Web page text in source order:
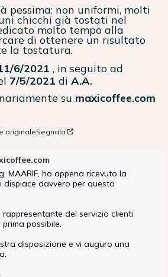
pessima: non uniformi, molti
chicchi già tostati nel
molto tempo alla
di ottenere un risultato
la tostatura.
6/2021 , in seguito ad
7/5/2021 di A.A.
su maxicoffee.com
originaleSegnala
MAARIF, ho appena ricevuto la
dispiace davvero per questo
possibile.